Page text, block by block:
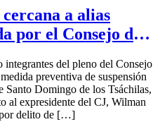
a alias
por el Consejo de
del pleno del Consejo
preventiva de suspensión
Santo Domingo de los Tsáchilas,
al expresidente del CJ, Wilman
por delito de […]